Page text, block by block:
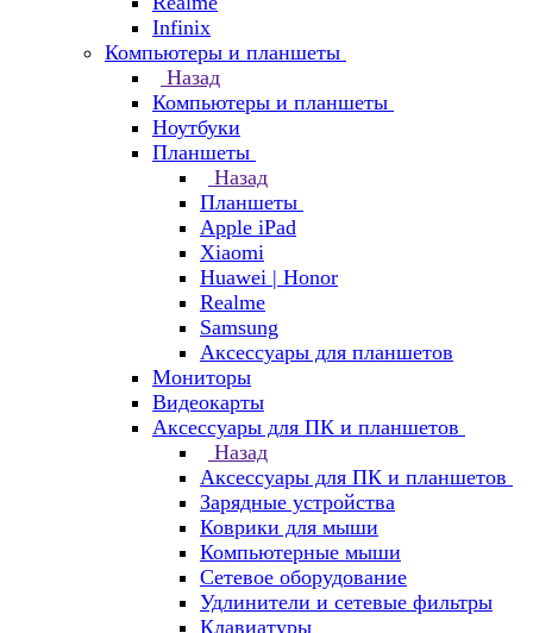
Infinix
Компьютеры и планшеты
Назад
Компьютеры и планшеты
Ноутбуки
Планшеты
Назад
Планшеты
Apple iPad
Xiaomi
Huawei | Honor
Realme
Samsung
Аксессуары для планшетов
Мониторы
Видеокарты
Аксессуары для ПК и планшетов
Назад
Аксессуары для ПК и планшетов
Зарядные устройства
Коврики для мыши
Компьютерные мыши
Сетевое оборудование
Удлинители и сетевые фильтры
Клавиатуры